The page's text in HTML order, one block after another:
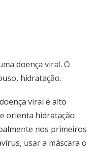
doença viral. O
hidratação.
viral é alto
orienta hidratação
nos primeiros
usar a máscara o